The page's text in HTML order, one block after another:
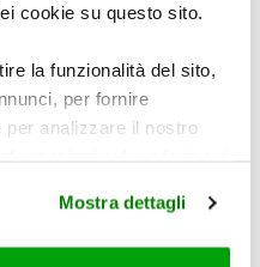
cookie su questo sito.
la funzionalità del sito,
per fornire
per analizzare il nostro
e social media, i quali
informazioni che ha
Mostra dettagli